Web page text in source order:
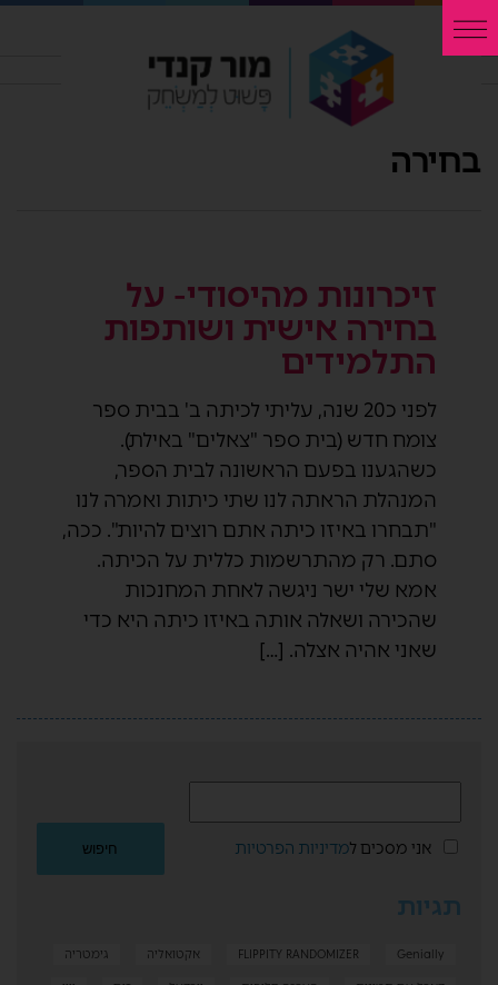
בחירה
זיכרונות מהיסודי- על
בחירה אישית ושותפות
התלמידים
לפני כ20 שנה, עליתי לכיתה ב' בבית ספר
צומח חדש (בית ספר "צאלים" באילת).
כשהגענו בפעם הראשונה לבית הספר,
המנהלת הראתה לנו שתי כיתות ואמרה לנו
"תבחרו באיזו כיתה אתם רוצים להיות". ככה,
סתם. רק מהתרשמות כללית על הכיתה.
אמא שלי ישר ניגשה לאחת המחנכות
שהכירה ושאלה אותה באיזו כיתה היא כדי
שאני אהיה אצלה. […]
אני מסכים למדיניות הפרטיות
תגיות
FLIPPITY RANDOMIZER Genially אקטואליה
גימטריה